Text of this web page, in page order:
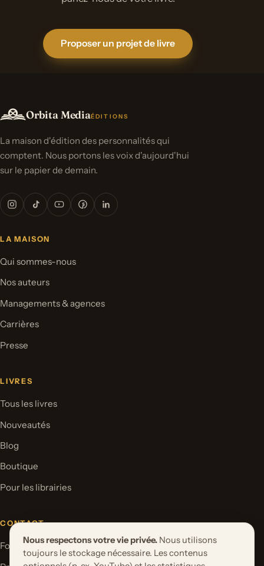
Proposer un projet de livre
Orbita MediaÉDITIONS
La maison d'édition des personnalités qui
comptent. Nous portons les voix d'aujourd'hui
sur le papier de demain.
LA MAISON
Qui sommes-nous
Nos auteurs
Managements & agences
Carrières
Presse
LIVRES
Tous les livres
Nouveautés
Blog
Boutique
Pour les librairies
CONTACT
Formulaire de contact
Nous respectons votre vie privée. Nous utilisons
toujours le stockage nécessaire. Les contenus